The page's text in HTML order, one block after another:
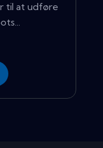
til at udføre